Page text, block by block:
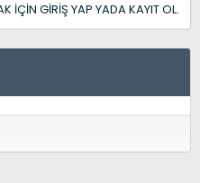
IÇIN GIRIŞ YAP YADA KAYIT OL.